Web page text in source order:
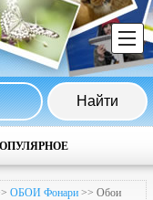
ОБОИ Фонари >> Обои